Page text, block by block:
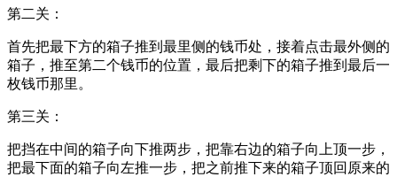
第二关：
首先把最下方的箱子推到最里侧的钱币处，接着点击最外侧的
箱子，推至第二个钱币的位置，最后把剩下的箱子推到最后一
枚钱币那里。
第三关：
把挡在中间的箱子向下推两步，把靠右边的箱子向上顶一步，
把最下面的箱子向左推一步，把之前推下来的箱子顶回原来的